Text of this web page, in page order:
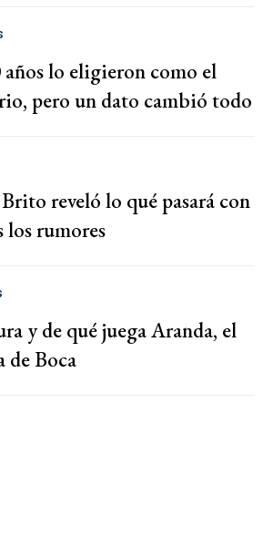
años lo eligieron como el
pero un dato cambió todo
reveló lo qué pasará con
rumores
y de qué juega Aranda, el
Boca